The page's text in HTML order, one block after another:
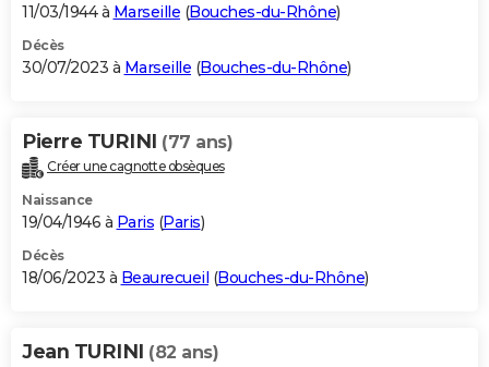
11/03/1944 à Marseille (Bouches-du-Rhône)
Décès
30/07/2023 à Marseille (Bouches-du-Rhône)
Pierre TURINI (77 ans)
Créer une cagnotte obsèques
Naissance
19/04/1946 à Paris (Paris)
Décès
18/06/2023 à Beaurecueil (Bouches-du-Rhône)
Jean TURINI (82 ans)